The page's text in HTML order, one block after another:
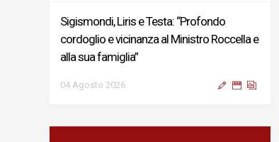
Sigismondi, Liris e Testa: “Profondo
cordoglio e vicinanza al Ministro Roccella e
alla sua famiglia”
04 Agosto 2026
Terminal bus "Lorenzo Natali": modifiche